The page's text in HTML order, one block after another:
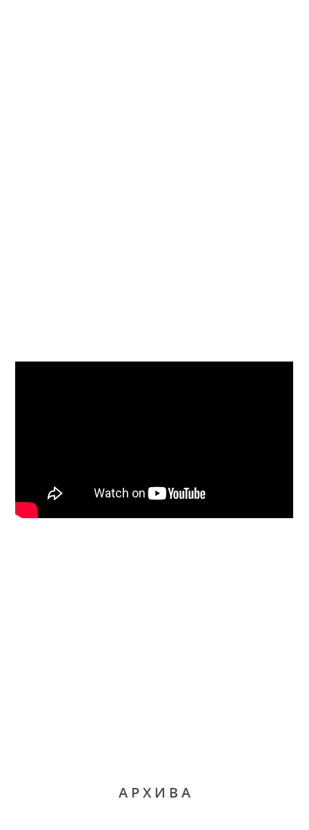
А Р Х И В А